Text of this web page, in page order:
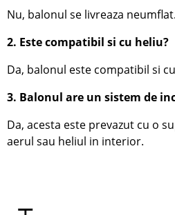
Nu, balonul se livreaza neumflat.
2. Este compatibil si cu heliu?
Da, balonul este compatibil si
3. Balonul are un sistem de
Da, acesta este prevazut cu o
aerul sau heliul in interior.